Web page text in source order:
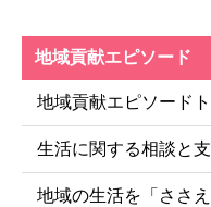
地域貢献エピソード
地域貢献エピソード
生活に関する相談と
地域の生活を「ささ